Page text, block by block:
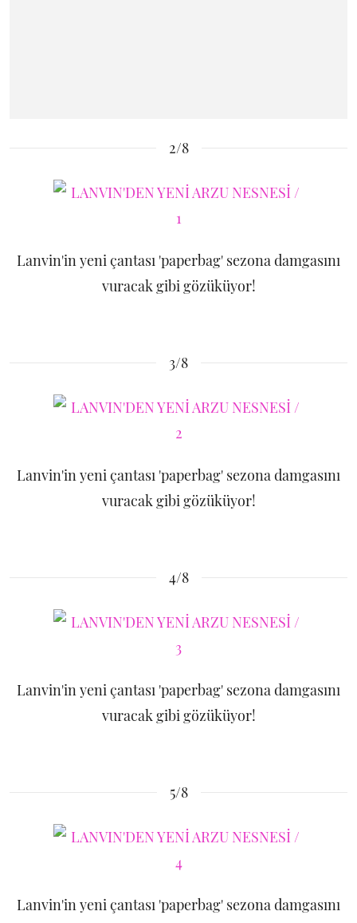
2/8
Lanvin'in yeni çantası 'paperbag' sezona damgasını
vuracak gibi gözüküyor!
3/8
Lanvin'in yeni çantası 'paperbag' sezona damgasını
vuracak gibi gözüküyor!
4/8
Lanvin'in yeni çantası 'paperbag' sezona damgasını
vuracak gibi gözüküyor!
5/8
Lanvin'in yeni çantası 'paperbag' sezona damgasını